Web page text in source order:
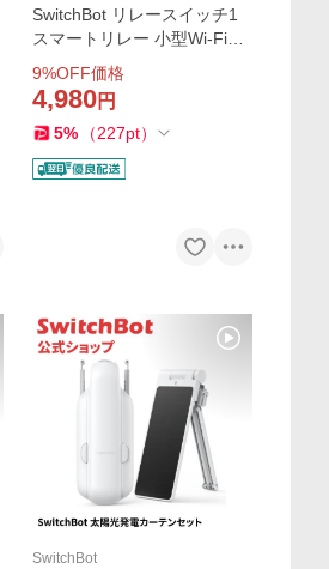
SwitchBot リレースイッチ1
スマートリレー 小型Wi-Fi対
応 遠隔操作 電力モニタリン
グ 制御 Matter/Alexa対応 ス
マートホーム DIY省エネ節電
9%OFF価格
4,980円
5% （227pt）
SwitchBot